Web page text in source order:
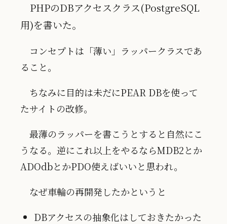
PHPのDBアクセスクラス(PostgreSQL
用)を書いた。
コンセプトは「薄い」ラッパークラスであ
ること。
ちなみに目的は未だにPEAR DBを使って
たサイトの改修。
最薄のラッパーを書こうとすると自然にこ
うなる。逆にこれ以上をやるならMDB2とか
ADOdbとかPDO使えばいいと思われ。
なぜ車輪の再開発したかというと
DBアクセスの抽象化はしておきたかった